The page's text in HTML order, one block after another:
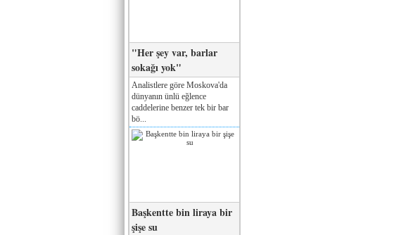
"Her şey var, barlar
sokağı yok"
Analistlere göre Moskova'da
dünyanın ünlü eğlence
caddelerine benzer tek bir bar
bö...
Başkentte bin liraya bir
şişe su